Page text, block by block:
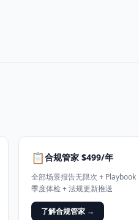
📋合规管家 $499/年
全部场景报告无限次 + Playbook
季度体检 + 法规更新推送
了解合规管家 →